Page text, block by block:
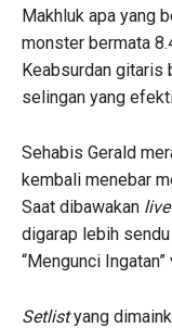
Makhluk apa yang
monster bermata
Keabsurdan gitaris
selingan yang
Sehabis Gerald
kembali menebar
Saat dibawakan live
digarap lebih
“Mengunci
Setlistyang